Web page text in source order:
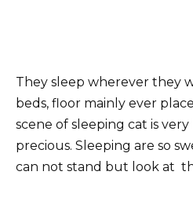
They sleep wherever they
beds, floor mainly ever
scene of sleeping cat is
precious. Sleeping are so
can not stand but look at